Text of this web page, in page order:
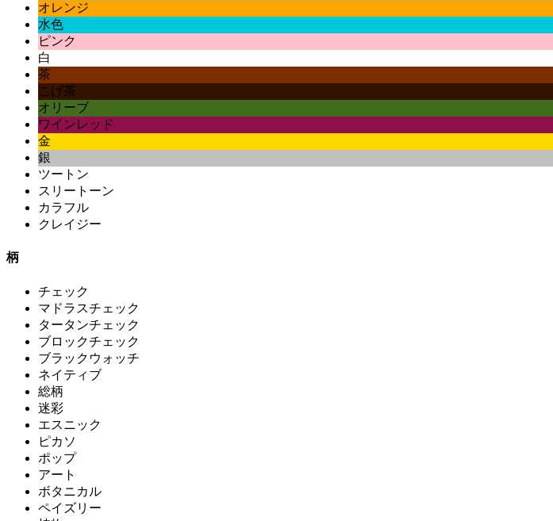
オレンジ
水色
ピンク
白
茶
こげ茶
オリーブ
ワインレッド
金
銀
ツートン
スリートーン
カラフル
クレイジー
柄
チェック
マドラスチェック
タータンチェック
ブロックチェック
ブラックウォッチ
ネイティブ
総柄
迷彩
エスニック
ピカソ
ポップ
アート
ボタニカル
ペイズリー